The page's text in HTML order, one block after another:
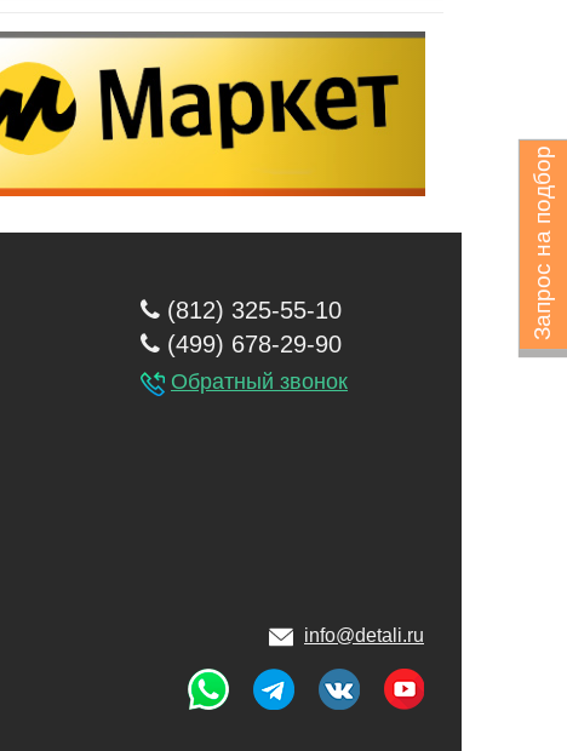
Запрос на подбор
(812) 325-55-10
(499) 678-29-90
Обратный звонок
info@detali.ru